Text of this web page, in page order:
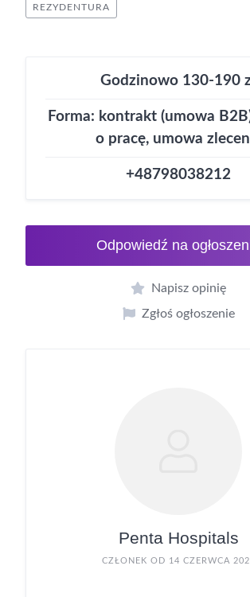
REZYDENTURA
Godzinowo 130-190
Forma: kontrakt (umowa
o pracę, umowa
+48798038212
Odpowiedź na
Napisz opinię
Zgłoś ogłoszenie
Penta Hospitals
CZŁONEK OD 14 CZERWCA